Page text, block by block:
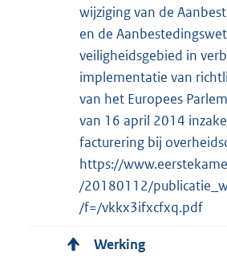
wijziging van de
en de
veiligheidsgebied in
implementatie van
van het Europees
van 16 april 2014
facturering bij
https://
/20180112/
/f=/vkkx3ifxcfxq.pdf
Werking